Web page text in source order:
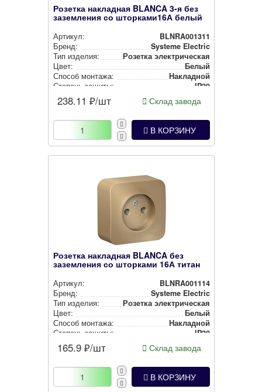
Розетка накладная BLANCA 3-я без
заземления со шторками16А белый
Артикул:
BLNRA001311
Бренд:
Systeme Electric
Тип изделия:
Розетка элек­три­чес­кая
Цвет:
Белый
Способ монтажа:
Накладной
Степень защиты:
IP20
238.11 ₽/шт Склад завода
В КОРЗИНУ
Розетка накладная BLANCA без
заземления со шторками 16А титан
Артикул:
BLNRA001114
Бренд:
Systeme Electric
Тип изделия:
Розетка элек­три­чес­кая
Цвет:
Белый
Способ монтажа:
Накладной
Степень защиты:
IP20
165.9 ₽/шт Склад завода
В КОРЗИНУ